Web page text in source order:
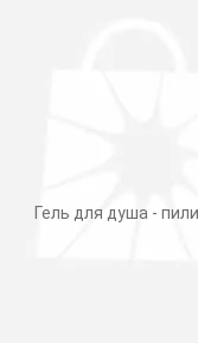
Гель для душа -